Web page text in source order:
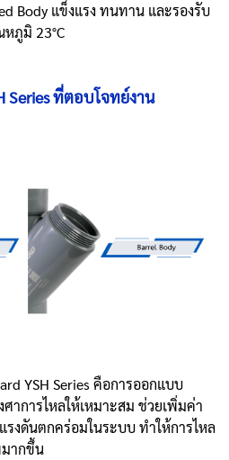
Body แข็งแรง ทนทาน และรองรับ
หภูมิ 23°C
Series ที่ตอบโจทย์งาน
YSH Series คือการออกแบบ
าการไหลให้เหมาะสม ช่วยเพิ่มค่า
รงดันตกคร่อมในระบบ ทำให้การไหล
ากขึ้น